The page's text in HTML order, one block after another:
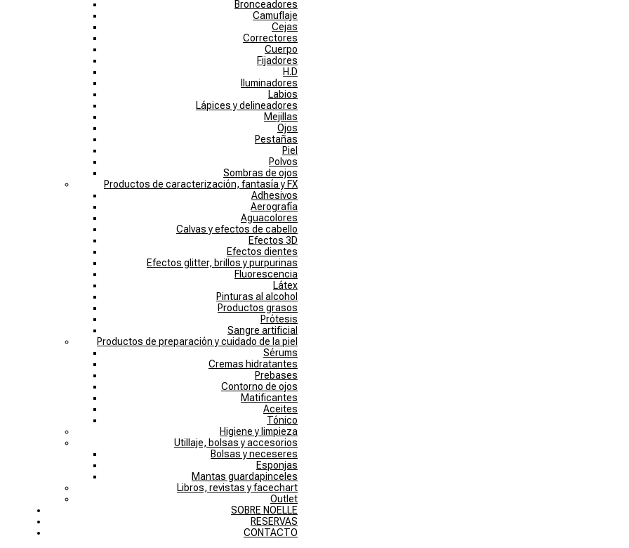
Bronceadores
Camuflaje
Cejas
Correctores
Cuerpo
Fijadores
H.D
Iluminadores
Labios
Lápices y delineadores
Mejillas
Ojos
Pestañas
Piel
Polvos
Sombras de ojos
Productos de caracterización, fantasía y FX
Adhesivos
Aerografía
Aguacolores
Calvas y efectos de cabello
Efectos 3D
Efectos dientes
Efectos glitter, brillos y purpurinas
Fluorescencia
Látex
Pinturas al alcohol
Productos grasos
Prótesis
Sangre artificial
Productos de preparación y cuidado de la piel
Sérums
Cremas hidratantes
Prebases
Contorno de ojos
Matificantes
Aceites
Tónico
Higiene y limpieza
Utillaje, bolsas y accesorios
Bolsas y neceseres
Esponjas
Mantas guardapinceles
Libros, revistas y facechart
Outlet
SOBRE NOELLE
RESERVAS
CONTACTO